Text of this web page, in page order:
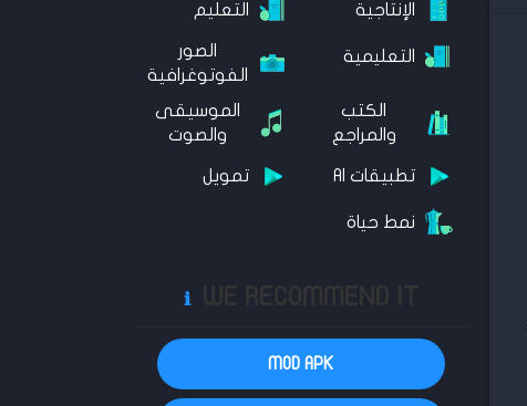
الإنتاجية التعليم
التعليمية
الصور
الفوتوغرافية
الكتب
والمراجع
الموسيقى
والصوت
تطبيقات AI تمويل
نمط حياة
ℹ️
MOD APK